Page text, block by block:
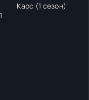
Каос (1 сезон)